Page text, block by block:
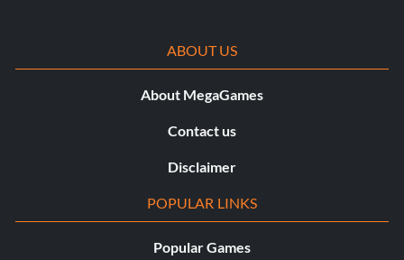
ABOUT US
About MegaGames
Contact us
Disclaimer
POPULAR LINKS
Popular Games